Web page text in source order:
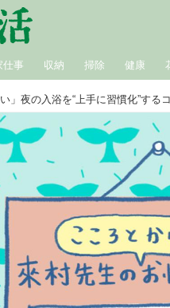
仕事 収納 掃除 健康